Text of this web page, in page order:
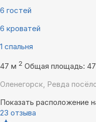
6 гостей
6 кроватей
1 спальня
47 м 2 Общая площадь:
Оленегорск, Ревда
Показать расположение
23 отзыва